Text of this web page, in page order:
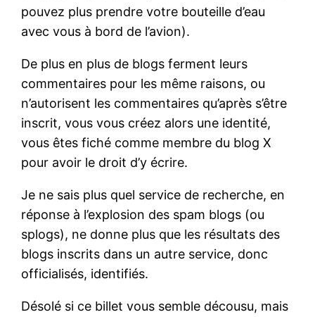
pouvez plus prendre votre bouteille d’eau
avec vous à bord de l’avion).
De plus en plus de blogs ferment leurs
commentaires pour les même raisons, ou
n’autorisent les commentaires qu’après s’être
inscrit, vous vous créez alors une identité,
vous êtes fiché comme membre du blog X
pour avoir le droit d’y écrire.
Je ne sais plus quel service de recherche, en
réponse à l’explosion des spam blogs (ou
splogs), ne donne plus que les résultats des
blogs inscrits dans un autre service, donc
officialisés, identifiés.
Désolé si ce billet vous semble décousu, mais